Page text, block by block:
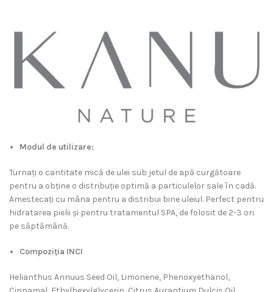
Modul de utilizare:
Turnați o cantitate mică de ulei sub jetul de apă curgătoare
pentru a obține o distribuție optimă a particulelor sale în cadă.
Amestecați cu mâna pentru a distribui bine uleiul. Perfect pentru
hidratarea pielii și pentru tratamentul SPA, de folosit de 2-3 ori
pe săptămână.
Compoziția INCI
Helianthus Annuus Seed Oil, Limonene, Phenoxyethanol,